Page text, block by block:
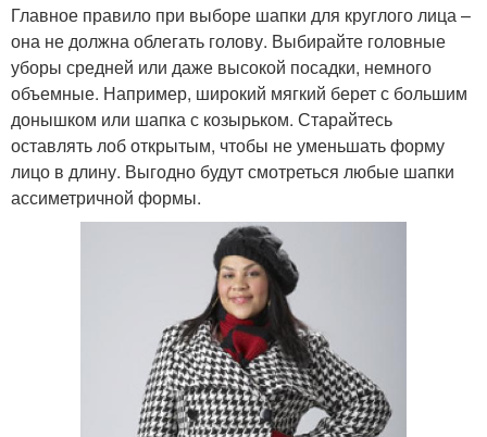
Главное правило при выборе шапки для круглого лица –
она не должна облегать голову. Выбирайте головные
уборы средней или даже высокой посадки, немного
объемные. Например, широкий мягкий берет с большим
донышком или шапка с козырьком. Старайтесь
оставлять лоб открытым, чтобы не уменьшать форму
лицо в длину. Выгодно будут смотреться любые шапки
ассиметричной формы.